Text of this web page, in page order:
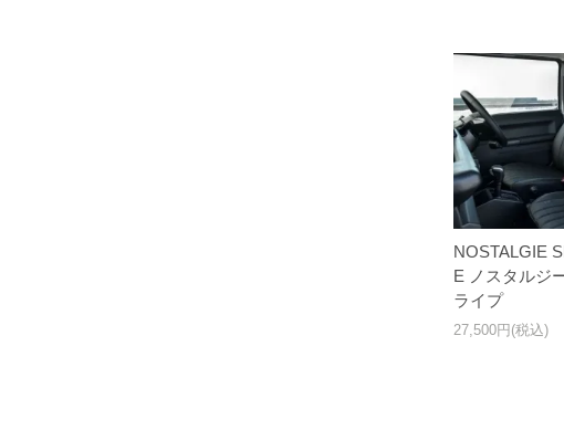
NOSTALGIE
E ノスタルジ
ライプ
27,500円(税込)